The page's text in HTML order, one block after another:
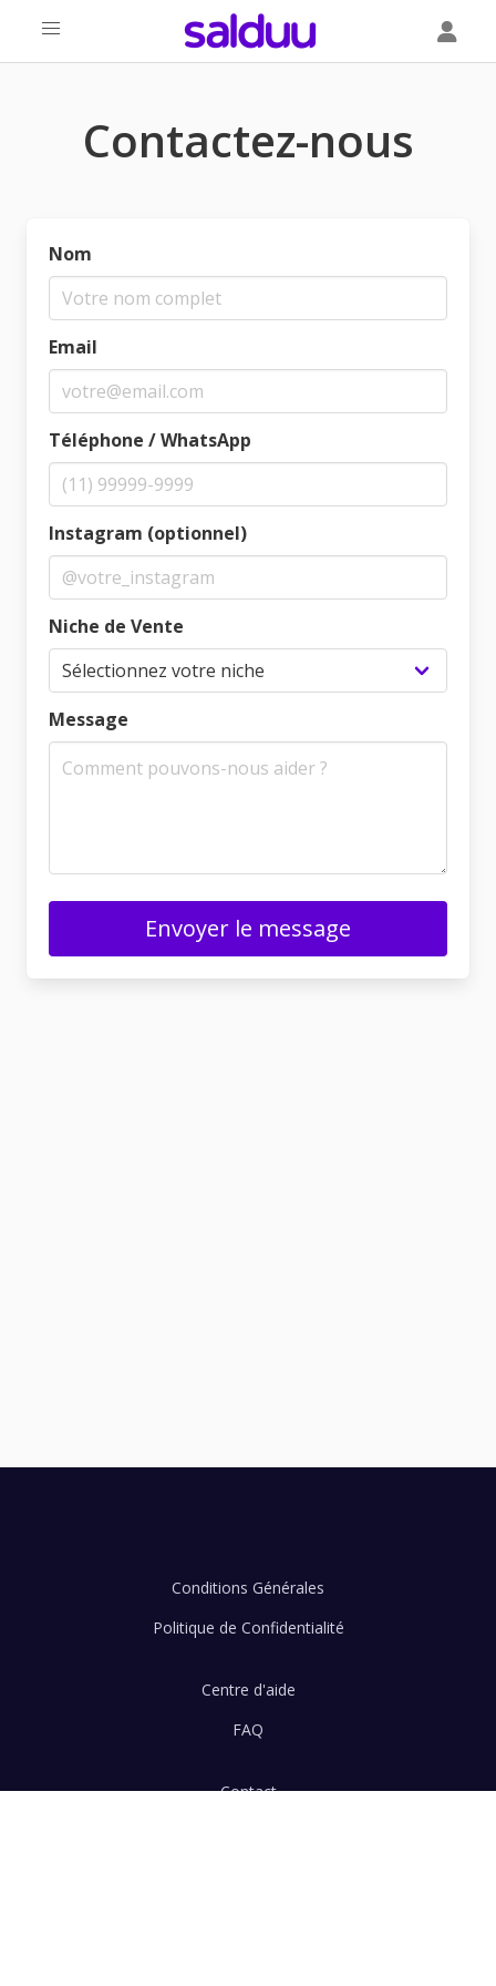
Contactez-nous
Nom
Email
Téléphone / WhatsApp
Instagram (optionnel)
Niche de Vente
Message
Conditions Générales
Politique de Confidentialité
Centre d'aide
FAQ
Contact